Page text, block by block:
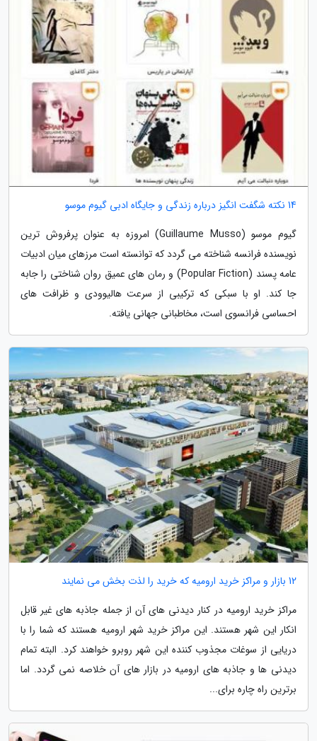
14 نکته شگفت انگیز درباره زندگی و جایگاه ادبی گیوم موسو
گیوم موسو (Guillaume Musso) امروزه به عنوان پرفروش ترین
نویسنده فرانسه شناخته می گردد که توانسته است مرزهای میان ادبیات
عامه پسند (Popular Fiction) و رمان های عمیق روان شناختی را جابه
جا کند. او با سبکی که ترکیبی از سرعت هالیوودی و ظرافت های
احساسی فرانسوی است، مخاطبانی جهانی یافته.
12 بازار و مراکز خرید ارومیه که خرید را لذت بخش می نمایند
مراکز خرید ارومیه در کنار دیدنی های آن از جمله جاذبه های غیر قابل
انکار این شهر هستند. این مراکز خرید شهر ارومیه هستند که شما را با
دریایی از سوغات مجذوب کننده این شهر روبرو خواهند کرد. البته تمام
دیدنی ها و جاذبه های ارومیه در بازار های آن خلاصه نمی گردد. اما
برترین راه چاره برای...